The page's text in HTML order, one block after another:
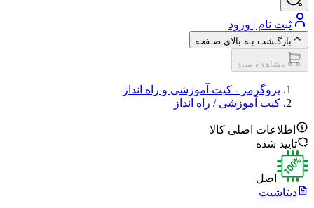
ثبت نام | ورود
بازگـشت بـه بالای صـفحه
مشاهده سبد
پروگرمر - کیت آموزشی و راه انداز
کیت آموزشی / راه انداز
اطلاعات اصلی کالا
تایید شده
اصل
دیتاشیت